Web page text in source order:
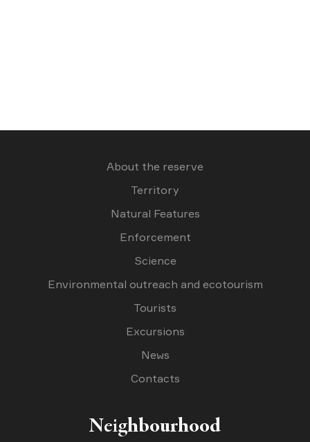
About the reserve
Territory
Natural Features
Enforcement
Science
Environmental outreach and ecotourism
Tourists
Excursions
News
Contacts
Neighbourhood